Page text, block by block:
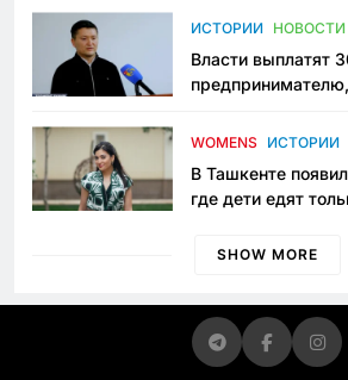
пространство
ИСТОРИИ НОВОСТИ
Власти выплатят
приговору
WOMENS ИСТОРИИ
В Ташкенте
где дети едят
просить «кашу
SHOW MORE